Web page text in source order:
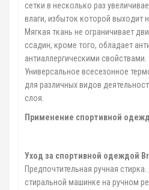
сетки в несколько раз
влаги, избыток которой выходит
Мягкая ткань не ограничивает
ссадин, кроме того, обладает
антиаллергическими свойствами.
Универсальное всесезонное
для различных видов
слоя.
Применение спортивной
Уход за спортивной одеждой
Предпочтительная ручная
стиральной машинке на ручном